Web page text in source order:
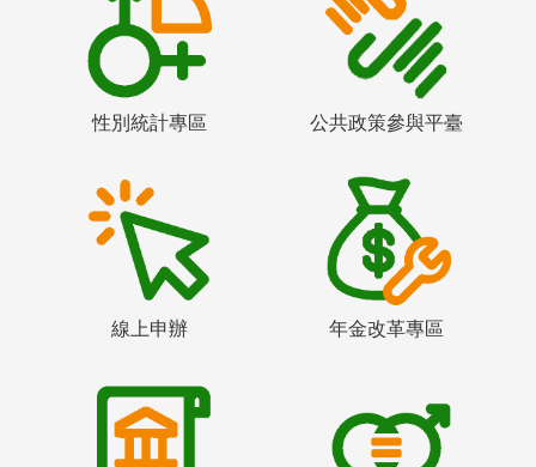
性別統計專區 公共政策參與平臺
線上申辦 年金改革專區